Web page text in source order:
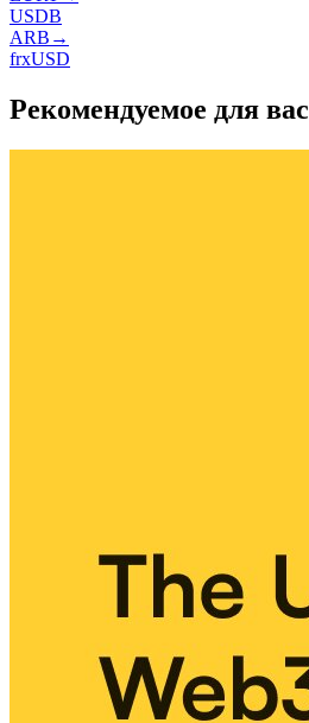
USDB
ARB →
frxUSD
Рекомендуемое для вас